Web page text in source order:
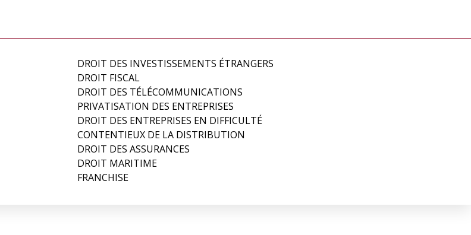
DROIT DES INVESTISSEMENTS ÉTRANGERS
DROIT FISCAL
DROIT DES TÉLÉCOMMUNICATIONS
PRIVATISATION DES ENTREPRISES
DROIT DES ENTREPRISES EN DIFFICULTÉ
CONTENTIEUX DE LA DISTRIBUTION
DROIT DES ASSURANCES
DROIT MARITIME
FRANCHISE